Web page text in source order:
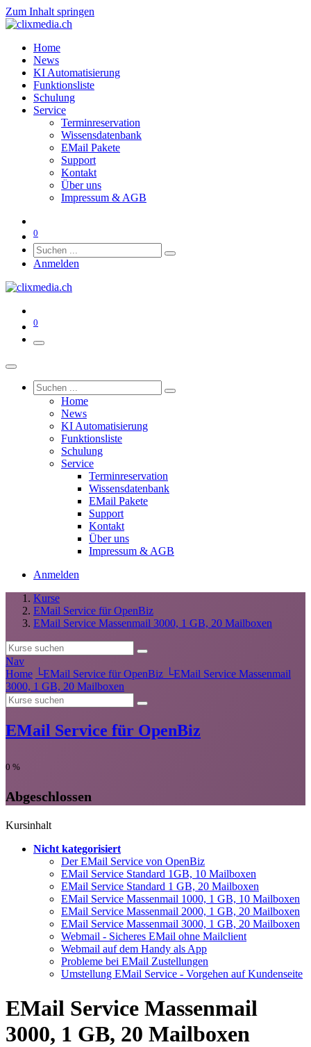
Zum Inhalt springen
Home
News
KI Automatisierung
Funktionsliste
Schulung
Service
Terminreservation
Wissensdatenbank
EMail Pakete
Support
Kontakt
Über uns
Impressum & AGB
0
Anmelden
0
Home
News
KI Automatisierung
Funktionsliste
Schulung
Service
Terminreservation
Wissensdatenbank
EMail Pakete
Support
Kontakt
Über uns
Impressum & AGB
Anmelden
Kurse
EMail Service für OpenBiz
EMail Service Massenmail 3000, 1 GB, 20 Mailboxen
Nav
Home └EMail Service für OpenBiz └EMail Service Massenmail
3000, 1 GB, 20 Mailboxen
EMail Service für OpenBiz
0 %
Abgeschlossen
Kursinhalt
Nicht kategorisiert
Der EMail Service von OpenBiz
EMail Service Standard 1GB, 10 Mailboxen
EMail Service Standard 1 GB, 20 Mailboxen
EMail Service Massenmail 1000, 1 GB, 10 Mailboxen
EMail Service Massenmail 2000, 1 GB, 20 Mailboxen
EMail Service Massenmail 3000, 1 GB, 20 Mailboxen
Webmail - Sicheres EMail ohne Mailclient
Webmail auf dem Handy als App
Probleme bei EMail Zustellungen
Umstellung EMail Service - Vorgehen auf Kundenseite
EMail Service Massenmail
3000, 1 GB, 20 Mailboxen